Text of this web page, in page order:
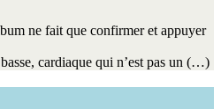
ne fait que confirmer et appuyer
cardiaque qui n’est pas un (…)